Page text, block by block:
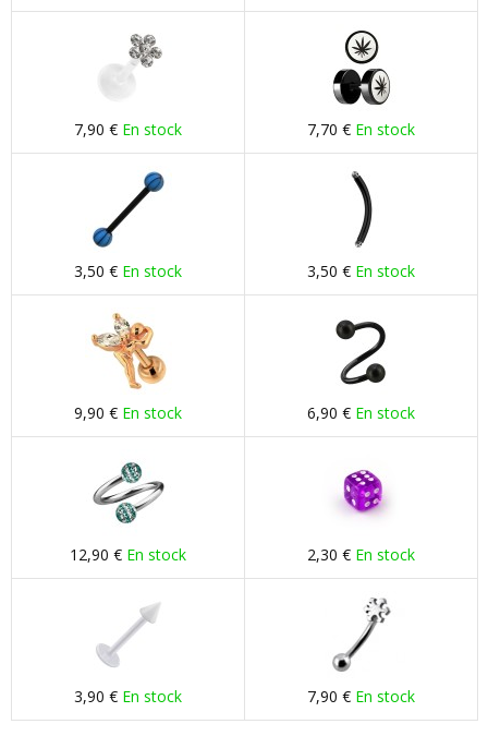
7,90 € En stock 7,70 € En stock
3,50 € En stock 3,50 € En stock
9,90 € En stock 6,90 € En stock
12,90 € En stock 2,30 € En stock
3,90 € En stock 7,90 € En stock